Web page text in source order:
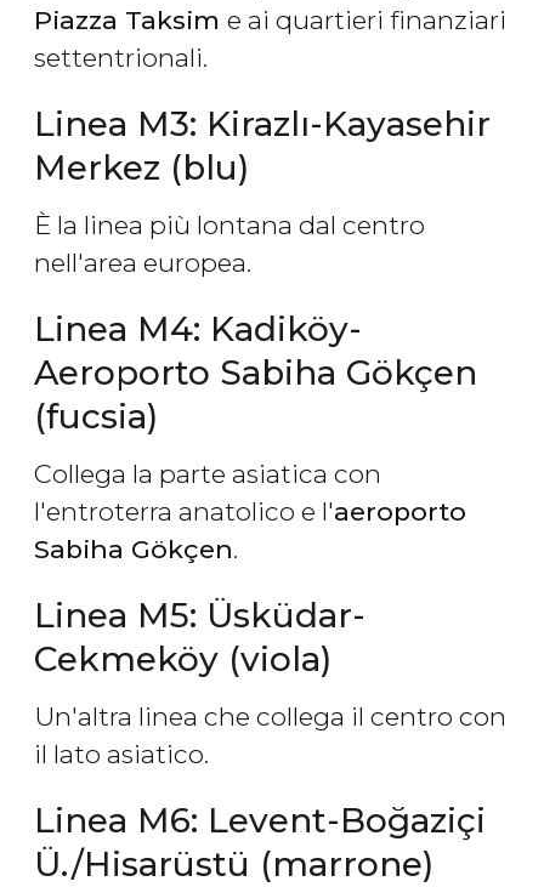
Piazza Taksim e ai quartieri finanziari
settentrionali.
Linea M3: Kirazlı-Kayasehir
Merkez (blu)
È la linea più lontana dal centro
nell'area europea.
Linea M4: Kadiköy-
Aeroporto Sabiha Gökçen
(fucsia)
Collega la parte asiatica con
l'entroterra anatolico e l'aeroporto
Sabiha Gökçen.
Linea M5: Üsküdar-
Cekmeköy (viola)
Un'altra linea che collega il centro con
il lato asiatico.
Linea M6: Levent-Boğaziçi
Ü./Hisarüstü (marrone)